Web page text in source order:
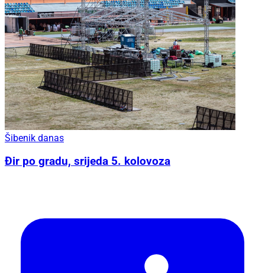
Šibenik danas
Đir po gradu, srijeda 5. kolovoza